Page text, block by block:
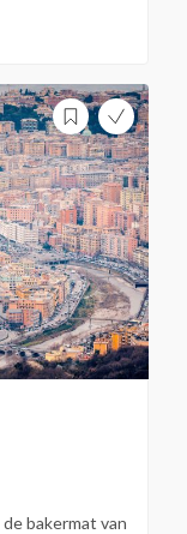
bakermat van